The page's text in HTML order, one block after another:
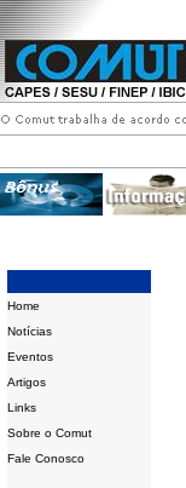
Home
Notícias
Eventos
Artigos
Links
Sobre o Comut
Fale Conosco